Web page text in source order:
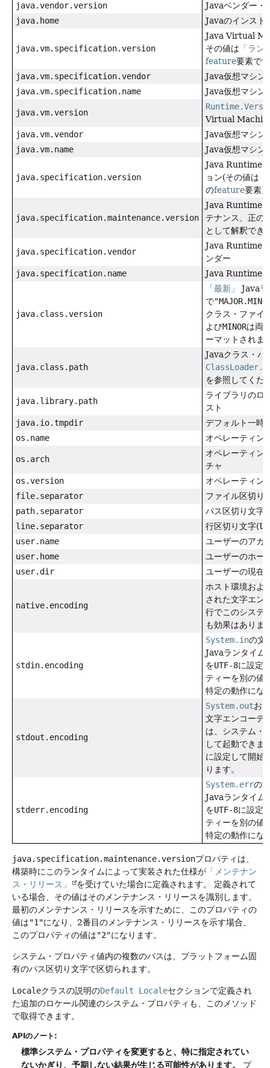
java.vendor.version
Javaベンダー・
java.home
Javaのインスト
java.vm.specification.version
Java Virtual
その値は 「ラ
feature要素で
java.vm.specification.vendor
Java仮想マシン
java.vm.specification.name
Java仮想マシン
java.vm.version
Virtual
java.vm.vendor
Java仮想マシン
java.vm.name
Java仮想マシン
java.specification.version
Java Runtime
ョン(その値は
のfeature要素)
java.specification.maintenance.version
Java Runtime
テナンス、正の
として解釈でき
java.specification.vendor
Java Runtime
ンダー
java.specification.name
Java Runtime
java.class.version
「最新」
Java
で
クラス・ファイ
よびMINORは両
ーマットされま
java.class.path
Javaクラス・パ
を参照してくだ
java.library.path
ライブラリのロ
スト
java.io.tmpdir
デフォルト一時
os.name
オペレーティン
os.arch
オペレーティン
チャ
os.version
オペレーティン
file.separator
ファイル区切
path.separator
パス区切り文
line.separator
行区切り文字
user.name
ユーザーのアカ
user.home
ユーザーのホー
user.dir
ユーザーの現在
native.encoding
ホスト環境およ
された文字エン
行でこのシステ
も効果はありま
stdin.encoding
System.inの文
Javaランタイム
をUTF-8に設定
ティーを別の値
特定の動作にな
stdout.encoding
System.outお
文字エンコーデ
は、システム・
して起動できま
に設定して開始
ります。
stderr.encoding
System.errの
Javaランタイム
をUTF-8に設定
ティーを別の値
特定の動作にな
java.specification.maintenance.versionプロパティは、
構築時にこのランタイムによって実装された仕様が 「メンテナン
ス・リリース」
を受けていた場合に定義されます。
定義されて
いる場合、その値はそのメンテナンス・リリースを識別します。
最初のメンテナンス・リリースを示すために、このプロパティの
値は"1"になり、2番目のメンテナンス・リリースを示す場合、
このプロパティの値は"2"になります。
システム・プロパティ値内の複数のパスは、プラットフォーム固
有のパス区切り文字で区切られます。
Localeクラスの説明のDefault Localeセクションで定義され
た追加のロケール関連のシステム・プロパティも、このメソッド
で取得できます。
APIのノート:
標準システム・プロパティを変更すると、特に指定されてい
ないかぎり、予期しない結果が生じる可能性があります。
プ